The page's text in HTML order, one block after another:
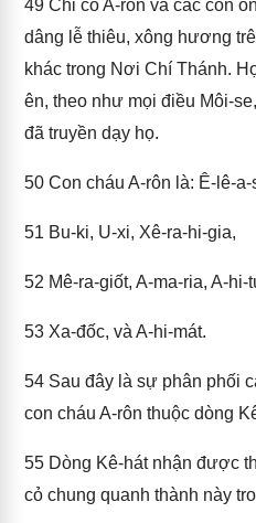
49 Chỉ có A-rôn và các con
dâng lễ thiêu, xông hương
khác trong Nơi Chí Thánh.
ên, theo như mọi điều Môi-
đã truyền dạy họ.
50 Con cháu A-rôn là: Ê-lê-
51 Bu-ki, U-xi, Xê-ra-hi-gia,
52 Mê-ra-giốt, A-ma-ria, A-hi-
53 Xa-đốc, và A-hi-mát.
54 Sau đây là sự phân phối
con cháu A-rôn thuộc dòng
55 Dòng Kê-hát nhận được
cỏ chung quanh thành này